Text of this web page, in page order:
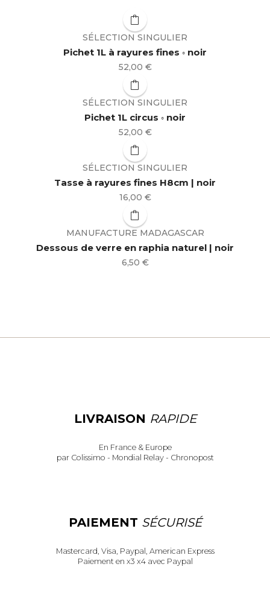
SÉLECTION SINGULIER
Pichet 1L à rayures fines ◦ noir
Prix
52,00 €
SÉLECTION SINGULIER
Pichet 1L circus ◦ noir
Prix
52,00 €
SÉLECTION SINGULIER
Tasse à rayures fines H8cm | noir
Prix
16,00 €
MANUFACTURE MADAGASCAR
Dessous de verre en raphia naturel | noir
Prix
6,50 €
LIVRAISON RAPIDE
En France & Europe
par Colissimo - Mondial Relay - Chronopost
PAIEMENT SÉCURISÉ
Mastercard, Visa, Paypal, American Express
Paiement en x3 x4 avec Paypal